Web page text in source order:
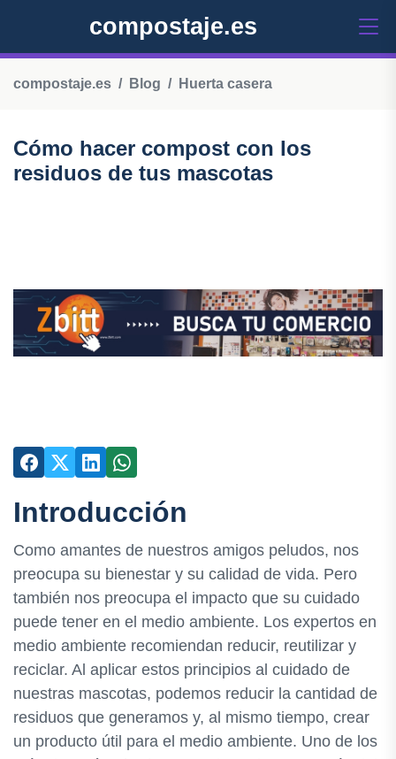
compostaje.es
compostaje.es Blog Huerta casera
Cómo hacer compost con los
residuos de tus mascotas
Introducción
Como amantes de nuestros amigos peludos, nos
preocupa su bienestar y su calidad de vida. Pero
también nos preocupa el impacto que su cuidado
puede tener en el medio ambiente. Los expertos en
medio ambiente recomiendan reducir, reutilizar y
reciclar. Al aplicar estos principios al cuidado de
nuestras mascotas, podemos reducir la cantidad de
residuos que generamos y, al mismo tiempo, crear
un producto útil para el medio ambiente. Uno de los